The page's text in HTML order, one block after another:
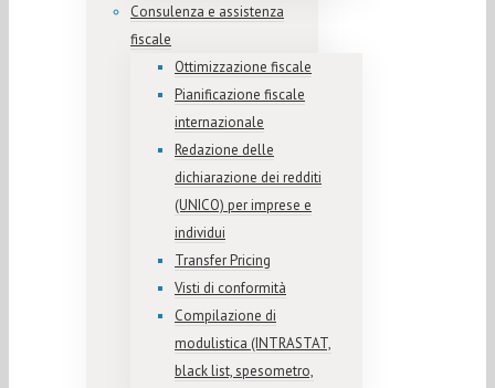
Consulenza e assistenza
fiscale
Ottimizzazione fiscale
Pianificazione fiscale
internazionale
Redazione delle
dichiarazione dei redditi
(UNICO) per imprese e
individui
Transfer Pricing
Visti di conformità
Compilazione di
modulistica (INTRASTAT,
black list, spesometro,